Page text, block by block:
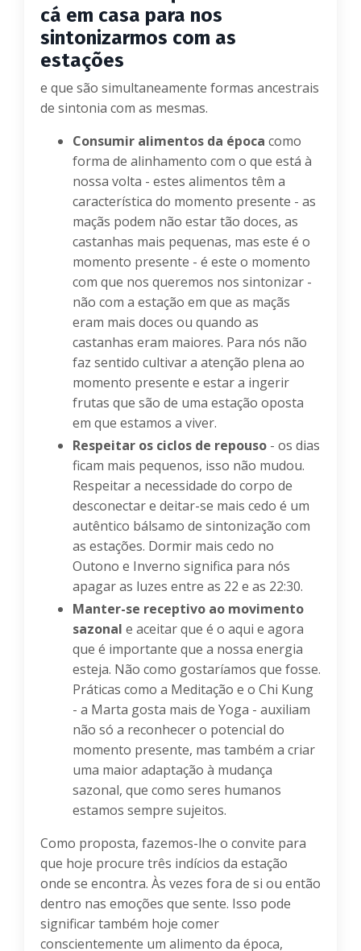
cá em casa para nos
sintonizarmos com as
estações
e que são simultaneamente formas ancestrais
de sintonia com as mesmas.
Consumir alimentos da época como
forma de alinhamento com o que está à
nossa volta - estes alimentos têm a
característica do momento presente - as
maçãs podem não estar tão doces, as
castanhas mais pequenas, mas este é o
momento presente - é este o momento
com que nos queremos nos sintonizar -
não com a estação em que as maçãs
eram mais doces ou quando as
castanhas eram maiores. Para nós não
faz sentido cultivar a atenção plena ao
momento presente e estar a ingerir
frutas que são de uma estação oposta
em que estamos a viver.
Respeitar os ciclos de repouso - os dias
ficam mais pequenos, isso não mudou.
Respeitar a necessidade do corpo de
desconectar e deitar-se mais cedo é um
autêntico bálsamo de sintonização com
as estações. Dormir mais cedo no
Outono e Inverno significa para nós
apagar as luzes entre as 22 e as 22:30.
Manter-se receptivo ao movimento
sazonal e aceitar que é o aqui e agora
que é importante que a nossa energia
esteja. Não como gostaríamos que fosse.
Práticas como a Meditação e o Chi Kung
- a Marta gosta mais de Yoga - auxiliam
não só a reconhecer o potencial do
momento presente, mas também a criar
uma maior adaptação à mudança
sazonal, que como seres humanos
estamos sempre sujeitos.
Como proposta, fazemos-lhe o convite para
que hoje procure três indícios da estação
onde se encontra. Às vezes fora de si ou então
dentro nas emoções que sente. Isso pode
significar também hoje comer
conscientemente um alimento da época,